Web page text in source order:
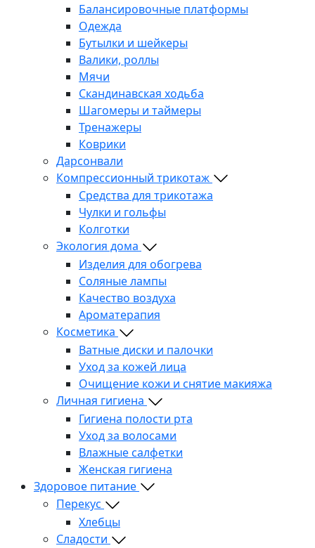
Балансировочные платформы
Одежда
Бутылки и шейкеры
Валики, роллы
Мячи
Скандинавская ходьба
Шагомеры и таймеры
Тренажеры
Коврики
Дарсонвали
Компрессионный трикотаж
Средства для трикотажа
Чулки и гольфы
Колготки
Экология дома
Изделия для обогрева
Соляные лампы
Качество воздуха
Ароматерапия
Косметика
Ватные диски и палочки
Уход за кожей лица
Очищение кожи и снятие макияжа
Личная гигиена
Гигиена полости рта
Уход за волосами
Влажные салфетки
Женская гигиена
Здоровое питание
Перекус
Хлебцы
Сладости